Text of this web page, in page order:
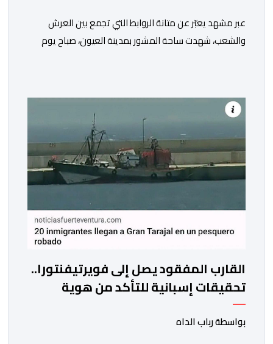
عبر مشهد يعبّر عن متانة الروابط التي تجمع بين العرش
والشعب، شهدت ساحة المشور بمدينة العيون، صباح يوم
محمد السادس نصره الله وأيده عرش أسلافه الميامين،
وذلك في أجواء وطنية مهيبة، جسدت مشاعر الوفاء
والإخلاص للعرش العلوي المجيد، والتمسك […]
القارب المفقود يصل إلى فويرتيفنتورا..
تحقيقات إسبانية للتأكد من هوية
المركب المختفي من العيون
بواسطة رباب الداه